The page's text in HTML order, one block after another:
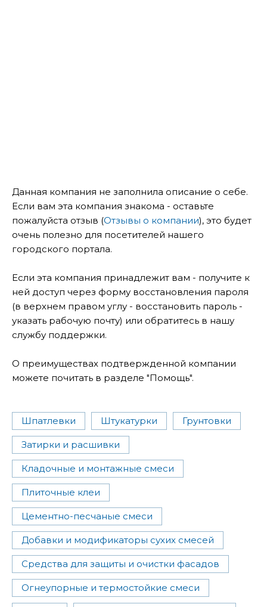
Данная компания не заполнила описание о себе.
Если вам эта компания знакома - оставьте
пожалуйста отзыв (Отзывы о компании), это будет
очень полезно для посетителей нашего
городского портала.
Если эта компания принадлежит вам - получите к
ней доступ через форму восстановления пароля
(в верхнем правом углу - восстановить пароль -
указать рабочую почту) или обратитесь в нашу
службу поддержки.
О преимуществах подтвержденной компании
можете почитать в разделе "Помощь".
Шпатлевки Штукатурки Грунтовки
Затирки и расшивки
Кладочные и монтажные смеси
Плиточные клеи
Цементно-песчаные смеси
Добавки и модификаторы сухих смесей
Средства для защиты и очистки фасадов
Огнеупорные и термостойкие смеси